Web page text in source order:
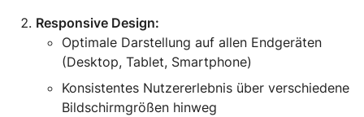
Responsive Design:
Optimale Darstellung auf allen Endgeräten
(Desktop, Tablet, Smartphone)
Konsistentes Nutzererlebnis über verschiedene
Bildschirmgrößen hinweg